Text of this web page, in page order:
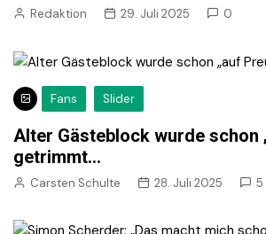
Redaktion 29. Juli 2025 0
Fans Slider
Alter Gästeblock wurde schon
getrimmt…
Carsten Schulte 28. Juli 2025 5